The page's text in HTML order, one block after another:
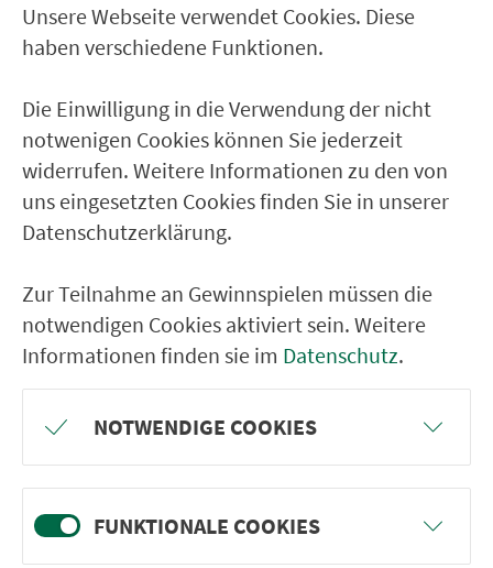
VGN-SOMMER 2026
Mach mit und gewinne einen von 1.000
Team-Plätzen für eine Abenteuer-Rallye!
weiter
Unsere Webseite verwendet Cookies. Diese
haben verschiedene Funktionen.
Die Einwilligung in die Verwendung der nicht
notwenigen Cookies können Sie jederzeit
widerrufen. Weitere Informationen zu den von
uns eingesetzten Cookies finden Sie in unserer
Datenschutzerklärung.
Zur Teilnahme an Gewinnspielen müssen die
notwendigen Cookies aktiviert sein. Weitere
Informationen finden sie im Datenschutz.
NOTWENDIGE COOKIES
FUNKTIONALE COOKIES